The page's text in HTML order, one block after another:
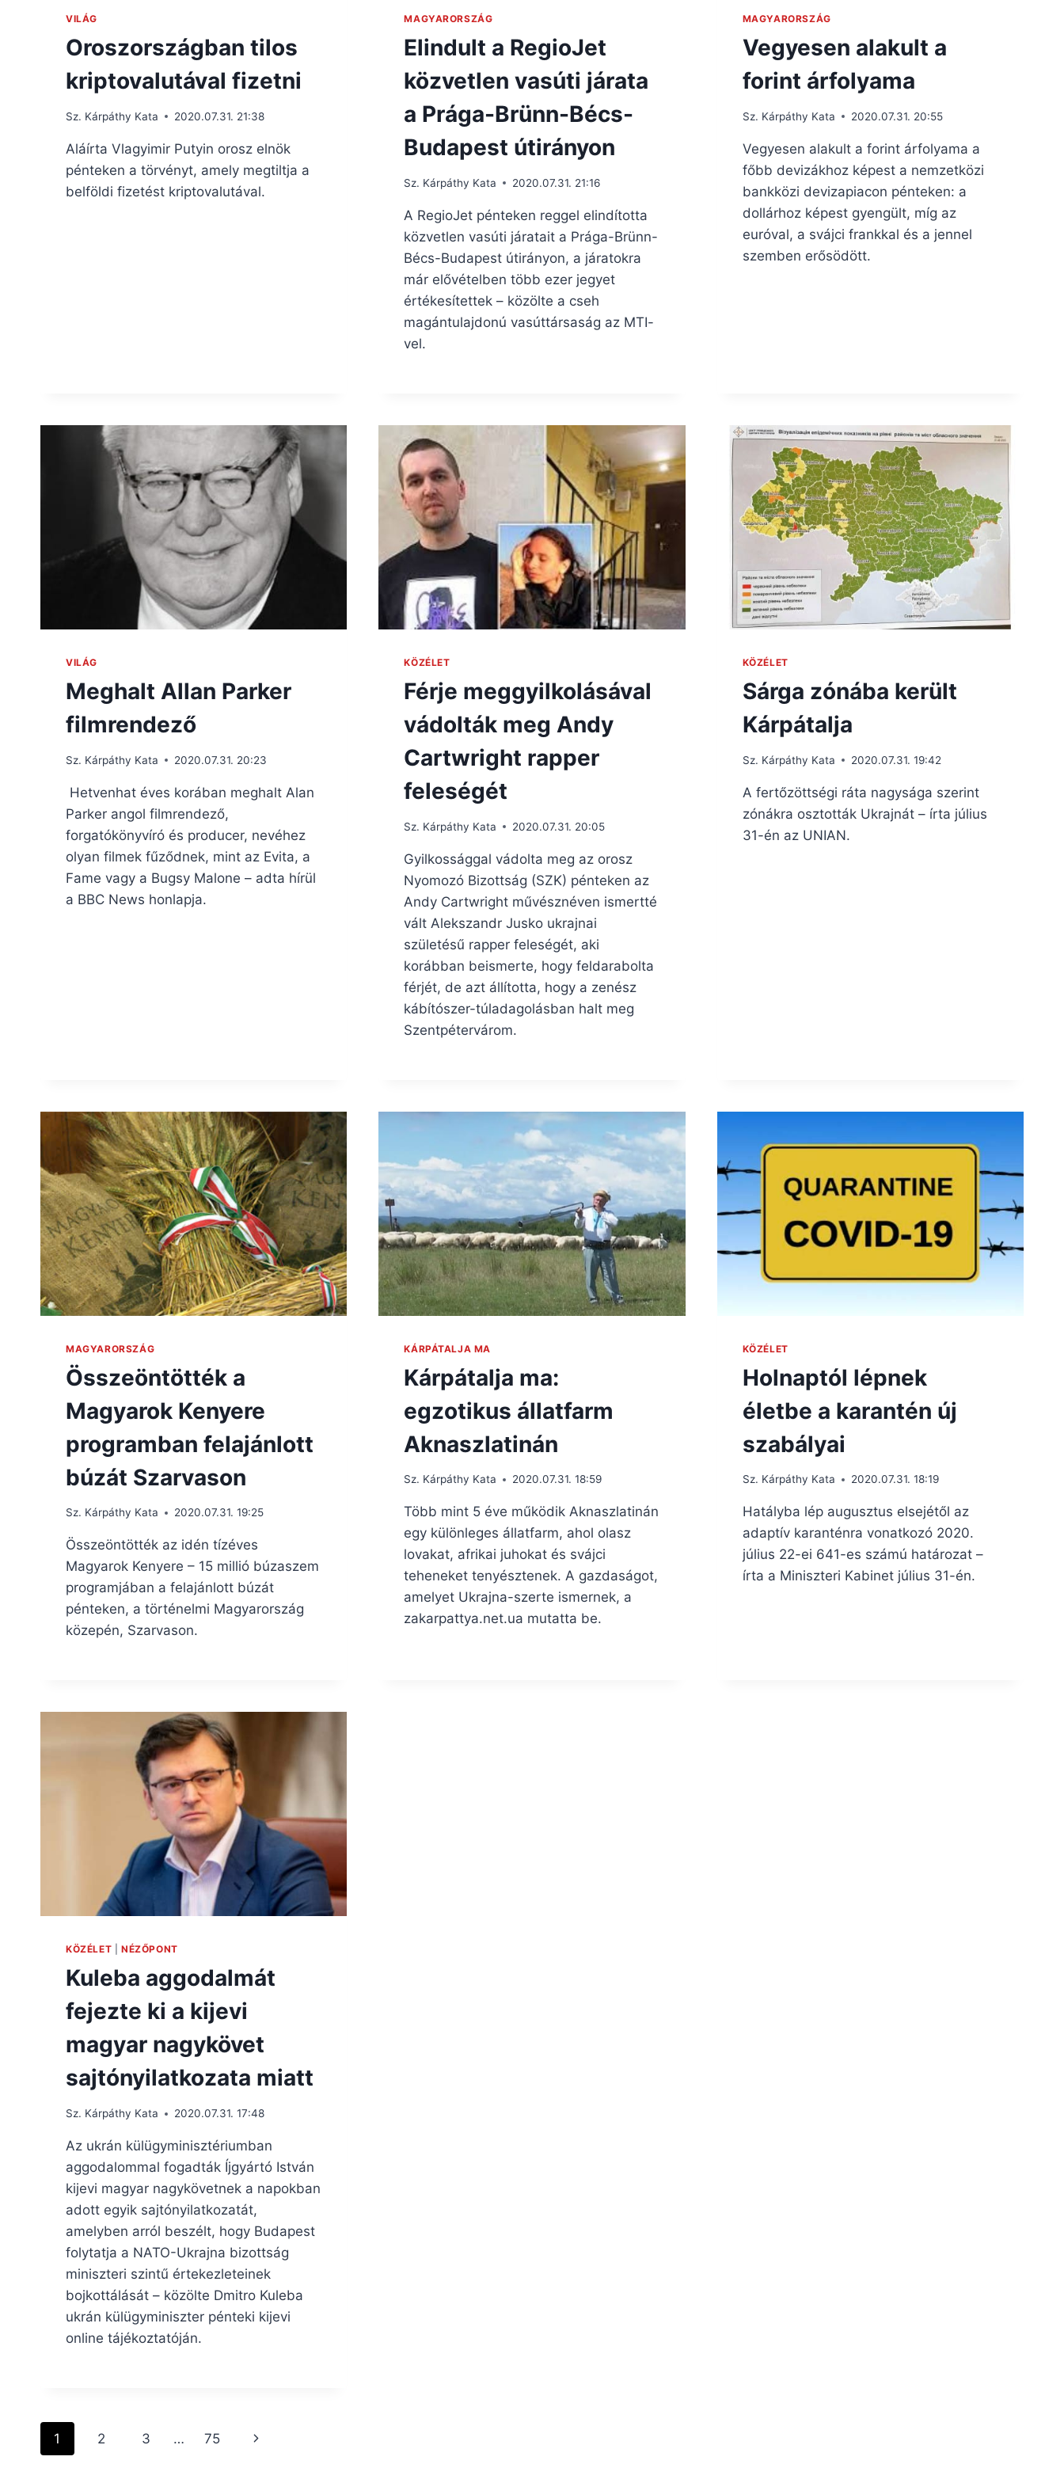
VILÁG
Oroszországban tilos
kriptovalutával fizetni
Sz. Kárpáthy Kata 2020.07.31. 21:38
Aláírta Vlagyimir Putyin orosz elnök
pénteken a törvényt, amely megtiltja a
belföldi fizetést kriptovalutával.
MAGYARORSZÁG
Elindult a RegioJet
közvetlen vasúti járata
a Prága-Brünn-Bécs-
Budapest útirányon
Sz. Kárpáthy Kata 2020.07.31. 21:16
A RegioJet pénteken reggel elindította
közvetlen vasúti járatait a Prága-Brünn-
Bécs-Budapest útirányon, a járatokra
már elővételben több ezer jegyet
értékesítettek – közölte a cseh
magántulajdonú vasúttársaság az MTI-
vel.
MAGYARORSZÁG
Vegyesen alakult a
forint árfolyama
Sz. Kárpáthy Kata 2020.07.31. 20:55
Vegyesen alakult a forint árfolyama a
főbb devizákhoz képest a nemzetközi
bankközi devizapiacon pénteken: a
dollárhoz képest gyengült, míg az
euróval, a svájci frankkal és a jennel
szemben erősödött.
VILÁG
Meghalt Allan Parker
filmrendező
Sz. Kárpáthy Kata 2020.07.31. 20:23
Hetvenhat éves korában meghalt Alan
Parker angol filmrendező,
forgatókönyvíró és producer, nevéhez
olyan filmek fűződnek, mint az Evita, a
Fame vagy a Bugsy Malone – adta hírül
a BBC News honlapja.
KÖZÉLET
Férje meggyilkolásával
vádolták meg Andy
Cartwright rapper
feleségét
Sz. Kárpáthy Kata 2020.07.31. 20:05
Gyilkossággal vádolta meg az orosz
Nyomozó Bizottság (SZK) pénteken az
Andy Cartwright művésznéven ismertté
vált Alekszandr Jusko ukrajnai
születésű rapper feleségét, aki
korábban beismerte, hogy feldarabolta
férjét, de azt állította, hogy a zenész
kábítószer-túladagolásban halt meg
Szentpétervárom.
KÖZÉLET
Sárga zónába került
Kárpátalja
Sz. Kárpáthy Kata 2020.07.31. 19:42
A fertőzöttségi ráta nagysága szerint
zónákra osztották Ukrajnát – írta július
31-én az UNIAN.
MAGYARORSZÁG
Összeöntötték a
Magyarok Kenyere
programban felajánlott
búzát Szarvason
Sz. Kárpáthy Kata 2020.07.31. 19:25
Összeöntötték az idén tízéves
Magyarok Kenyere – 15 millió búzaszem
programjában a felajánlott búzát
pénteken, a történelmi Magyarország
közepén, Szarvason.
KÁRPÁTALJA MA
Kárpátalja ma:
egzotikus állatfarm
Aknaszlatinán
Sz. Kárpáthy Kata 2020.07.31. 18:59
Több mint 5 éve működik Aknaszlatinán
egy különleges állatfarm, ahol olasz
lovakat, afrikai juhokat és svájci
teheneket tenyésztenek. A gazdaságot,
amelyet Ukrajna-szerte ismernek, a
zakarpattya.net.ua mutatta be.
KÖZÉLET
Holnaptól lépnek
életbe a karantén új
szabályai
Sz. Kárpáthy Kata 2020.07.31. 18:19
Hatályba lép augusztus elsejétől az
adaptív karanténra vonatkozó 2020.
július 22-ei 641-es számú határozat –
írta a Miniszteri Kabinet július 31-én.
KÖZÉLET NÉZŐPONT
Kuleba aggodalmát
fejezte ki a kijevi
magyar nagykövet
sajtónyilatkozata miatt
Sz. Kárpáthy Kata 2020.07.31. 17:48
Az ukrán külügyminisztériumban
aggodalommal fogadták Íjgyártó István
kijevi magyar nagykövetnek a napokban
adott egyik sajtónyilatkozatát,
amelyben arról beszélt, hogy Budapest
folytatja a NATO-Ukrajna bizottság
miniszteri szintű értekezleteinek
bojkottálását – közölte Dmitro Kuleba
ukrán külügyminiszter pénteki kijevi
online tájékoztatóján.
Page
1 2 3 … 75
Next